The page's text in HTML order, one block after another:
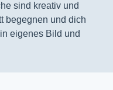
sind kreativ und
begegnen und dich
eigenes Bild und